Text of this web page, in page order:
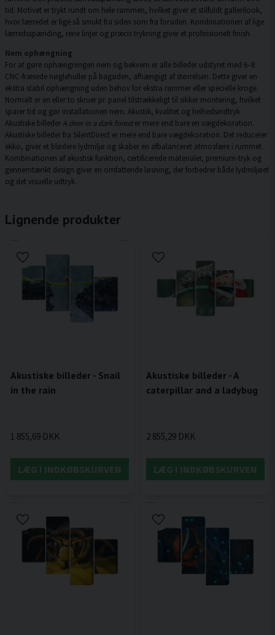
tid. Motivet er trykt rundt om hele rammen, hvilket giver et stilfuldt gallerilook,
hvor lærredet er lige så smukt fra siden som fra forsiden. Kombinationen af lige
lærredsspænding, rene linjer og præcis trykning giver et professionelt finish.
Nem ophængning
For at gøre ophængningen nem og bekvem er alle billeder udstyret med 6–8
CNC-fræsede nøglehuller på bagsiden, afhængigt af størrelsen. Dette giver en
ekstra stabil ophængning uden behov for ekstra rammer eller specielle kroge.
Normalt er en eller to skruer pr. panel tilstrækkeligt til sikker montering, hvilket
sparer tid og gør installationen nem. Akustik, kvalitet og helhedsindtryk
Akustiske billeder A deer in a dark forester mere end bare en vægdekoration.
Akustiske billeder fra SilentDirect er mere end bare vægdekoration. Det reducerer
ekko, giver et blødere lydmiljø og skaber en afbalanceret atmosfære i rummet.
Kombinationen af akustisk funktion, certificerede materialer, premium-tryk og
gennemtænkt design giver en omfattende løsning, der forbedrer både lydmiljøet
og det visuelle udtryk.
Lignende produkter
Akustiske billeder - Snail
in the rain
1 855,69 DKK
LÆG I INDKØBSKURVEN
Akustiske billeder - A
caterpillar and a ladybug
2 855,29 DKK
LÆG I INDKØBSKURVEN